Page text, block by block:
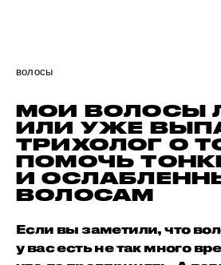
волосы
МОИ ВОЛОСЫ
ИЛИ УЖЕ
ТРИХОЛОГ О
ПОМОЧЬ
И
ВОЛОСАМ
Если вы заметили, что
у вас есть не так много